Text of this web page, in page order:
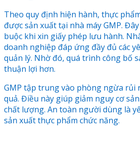
Theo quy định hiện hành, thực
được sản xuất tại nhà máy GMP.
buộc khi xin giấy phép lưu hành.
doanh nghiệp đáp ứng đầy đủ các
quản lý. Nhờ đó, quá trình công bố
thuận lợi hơn.
GMP tập trung vào phòng ngừa rủi
quả. Điều này giúp giảm nguy cơ
chất lượng. An toàn người dùng là
sản xuất thực phẩm chức năng.